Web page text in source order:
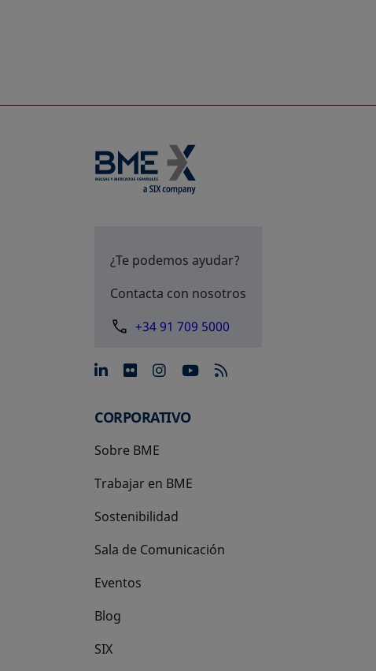
¿Te podemos ayudar?
Contacta con nosotros
+34 91 709 5000
se abre en una pestaña nueva
se abre en una pestaña
se abre en una pestaña
se abre en una
CORPORATIVO
Sobre BME
Trabajar en BME
Sostenibilidad
Sala de Comunicación
Eventos
Blog
SIX
se abre en una pestaña nueva